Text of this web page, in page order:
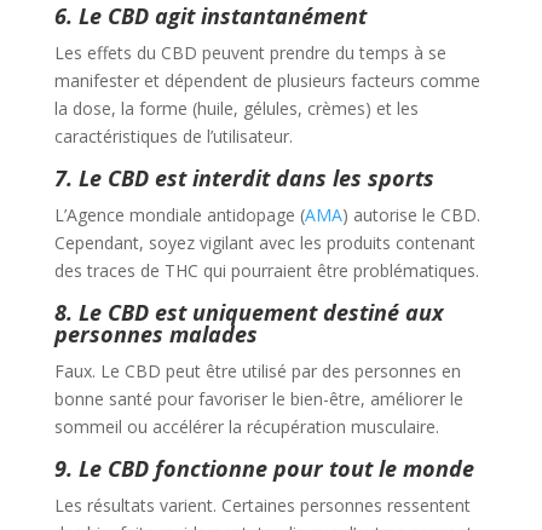
6. Le CBD agit instantanément
Les effets du CBD peuvent prendre du temps à se
manifester et dépendent de plusieurs facteurs comme
la dose, la forme (huile, gélules, crèmes) et les
caractéristiques de l’utilisateur.
7. Le CBD est interdit dans les sports
L’Agence mondiale antidopage (AMA) autorise le CBD.
Cependant, soyez vigilant avec les produits contenant
des traces de THC qui pourraient être problématiques.
8. Le CBD est uniquement destiné aux
personnes malades
Faux. Le CBD peut être utilisé par des personnes en
bonne santé pour favoriser le bien-être, améliorer le
sommeil ou accélérer la récupération musculaire.
9. Le CBD fonctionne pour tout le monde
Les résultats varient. Certaines personnes ressentent